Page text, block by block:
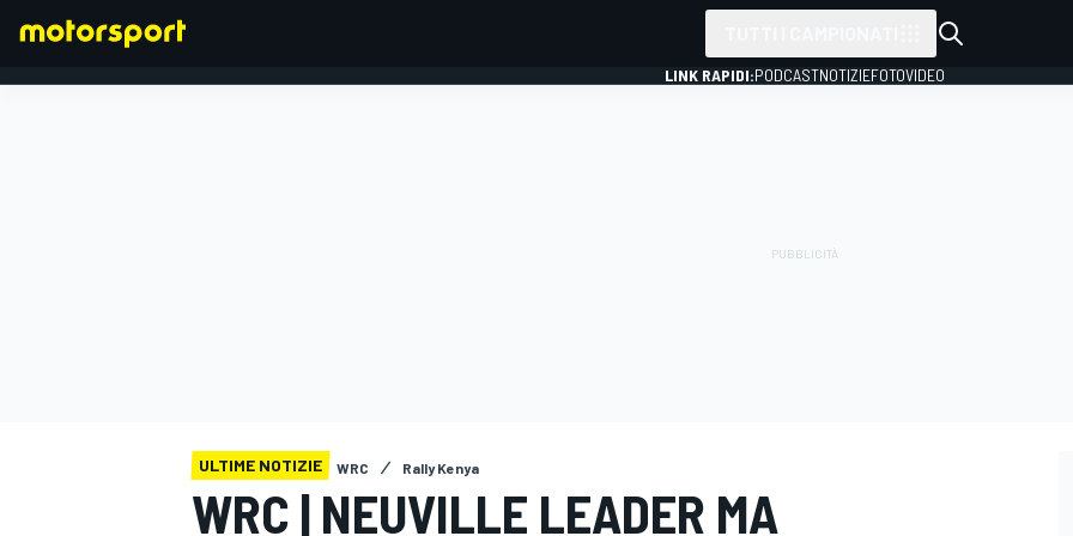
LINK RAPIDI:PODCASTNOTIZIEFOTOVIDEO
ULTIME NOTIZIE WRC Rally Kenya
WRC | NEUVILLE LEADER MA